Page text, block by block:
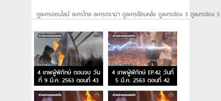
ดูละครออนไลน์ ละครไทย ละครดราม่า ดูละครย้อนหลัง ดูละครช่อง 3 ดูละครช่อง
4 เทพผู้พิทักษ์ ตอนจบ วัน
ที่ 9 มี.ค. 2563 ตอนที่ 43
4 เทพผู้พิทักษ์ EP.42 วันที่
5 มี.ค. 2563 ตอนที่ 42